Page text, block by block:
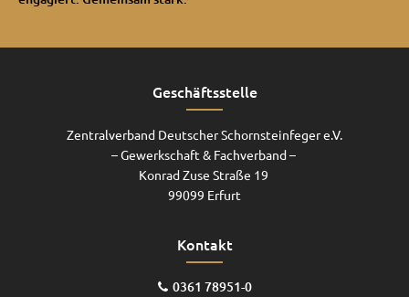
Geschäftsstelle
Zentralverband Deutscher Schornsteinfeger e.V.
– Gewerkschaft & Fachverband –
Konrad Zuse Straße 19
99099 Erfurt
Kontakt
0361 78951-0